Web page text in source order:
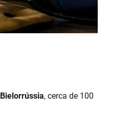
Bielorrússia, cerca de 100